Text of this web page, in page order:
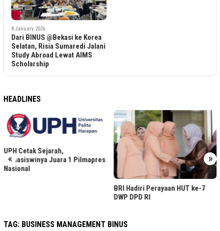
8 January 2026
Dari BINUS @Bekasi ke Korea
Selatan, Risia Sumaredi Jalani
Study Abroad Lewat AIMS
Scholarship
HEADLINES
« »
UPH Cetak Sejarah,
Mahasiswinya Juara 1 Pilmapres
Nasional
BRI Hadiri Perayaan HUT ke-7
DWP DPD RI
TAG: BUSINESS MANAGEMENT BINUS